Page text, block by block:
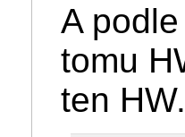
A
tomu
ten